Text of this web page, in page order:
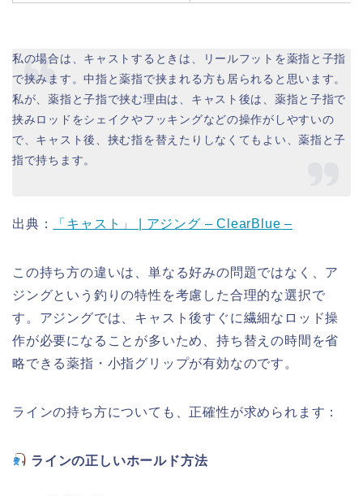
私の場合は、キャストするときは、リールフットを薬指と子指
で挟みます。中指と薬指で挟まれる方も居られると思います。
私が、薬指と子指で挟む理由は、キャスト後は、薬指と子指で
挟みロッドをシェイクやフッキングなどの操作がしやすいの
で、キャスト後、挟む指を替えたりしなくてもよい、薬指と子
指で持ちます。
出典： 「キャスト」 | アジング – ClearBlue –
この持ち方の違いは、単なる好みの問題ではなく、ア
ジングという釣りの特性を考慮した合理的な選択で
す。アジングでは、キャスト後すぐに繊細なロッド操
作が必要になることが多いため、持ち替えの時間を省
略できる薬指・小指グリップが有効なのです。
ラインの持ち方についても、正確性が求められます：
ラインの正しいホールド方法